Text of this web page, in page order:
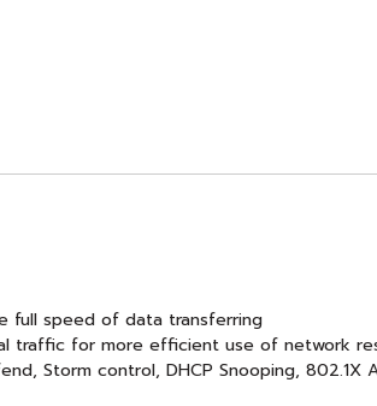
full speed of data transferring
traffic for more efficient use of network
Storm control, DHCP Snooping,